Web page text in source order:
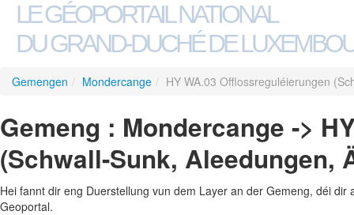
LE GÉOPORTAIL NATIONAL
DU GRAND-DUCHÉ DE
Gemengen / Mondercange / HY WA.03 Offlossreguléierungen
Gemeng : Mondercange ->
(Schwall-Sunk, Aleedungen,
Hei fannt dir eng Duerstellung vun dem Layer an der Gemeng, déi
Geoportal.